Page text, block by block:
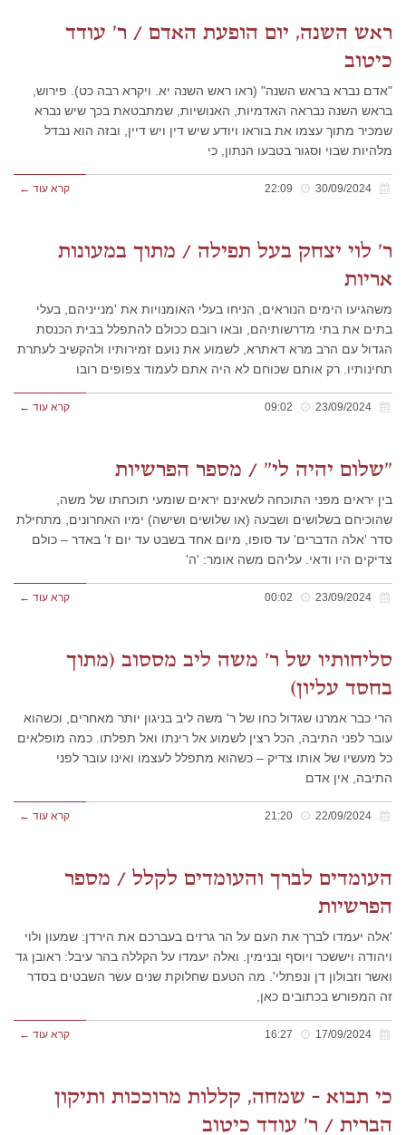
ראש השנה, יום הופעת האדם / ר' עודד
כיטוב
"אדם נברא בראש השנה" (ראו ראש השנה יא. ויקרא רבה כט). פירוש,
בראש השנה נבראה האדמיות, האנושיות, שמתבטאת בכך שיש נברא
שמכיר מתוך עצמו את בוראו ויודע שיש דין ויש דיין, ובזה הוא נבדל
מלהיות שבוי וסגור בטבעו הנתון, כי
קרא עוד ←
ר' לוי יצחק בעל תפילה / מתוך במעונות
אריות
משהגיעו הימים הנוראים, הניחו בעלי האומנויות את 'מנייניהם, בעלי
בתים את בתי מדרשותיהם, ובאו רובם ככולם להתפלל בבית הכנסת
הגדול עם הרב מרא דאתרא, לשמוע את נועם זמירותיו ולהקשיב לעתרת
תחינותיו. רק אותם שכוחם לא היה אתם לעמוד צפופים רובו
קרא עוד ←
"שלום יהיה לי" / מספר הפרשיות
בין יראים מפני התוכחה לשאינם יראים שומעי תוכחתו של משה,
שהוכיחם בשלושים ושבעה (או שלושים ושישה) ימיו האחרונים, מתחילת
סדר 'אלה הדברים' עד סופו, מיום אחד בשבט עד יום ז' באדר – כולם
צדיקים היו ודאי. עליהם משה אומר: 'ה'
קרא עוד ←
סליחותיו של ר' משה ליב מססוב (מתוך
בחסד עליון)
הרי כבר אמרנו שגדול כחו של ר' משה ליב בניגון יותר מאחרים, וכשהוא
עובר לפני התיבה, הכל רצין לשמוע אל רינתו ואל תפלתו. כמה מופלאים
כל מעשיו של אותו צדיק – כשהוא מתפלל לעצמו ואינו עובר לפני
התיבה, אין אדם
קרא עוד ←
העומדים לברך והעומדים לקלל / מספר
הפרשיות
'אלה יעמדו לברך את העם על הר גרזים בעברכם את הירדן: שמעון ולוי
ויהודה ויששכר ויוסף ובנימין. ואלה יעמדו על הקללה בהר עיבל: ראובן גד
ואשר וזבולון דן ונפתלי'. מה הטעם שחלוקת שנים עשר השבטים בסדר
זה המפורש בכתובים כאן,
קרא עוד ←
כי תבוא – שמחה, קללות מרוככות ותיקון
הברית / ר' עודד כיטוב